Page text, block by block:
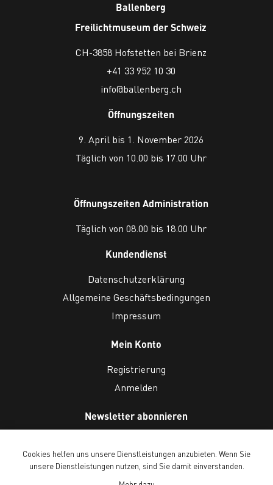
Ballenberg
Freilichtmuseum der Schweiz
CH-3858 Hofstetten bei Brienz
+41 33 952 10 30
info@ballenberg.ch
Öffnungszeiten
9. April bis 1. November 2026
Täglich von 10.00 bis 17.00 Uhr
Öffnungszeiten Administration
Täglich von 08.00 bis 18.00 Uhr
Kundendienst
Datenschutzerklärung
Allgemeine Geschäftsbedingungen
Impressum
Mein Konto
Registrierung
Anmelden
Newsletter abonnieren
Cookies helfen uns unsere Dienstleistungen anzubieten. Wenn Sie
unsere Dienstleistungen nutzen, sind Sie damit einverstanden.